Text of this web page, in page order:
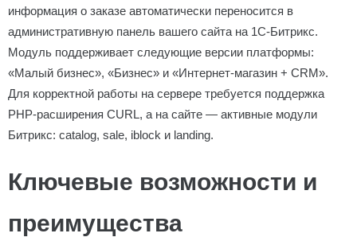
информация о заказе автоматически переносится в
административную панель вашего сайта на 1С-Битрикс.
Модуль поддерживает следующие версии платформы:
«Малый бизнес», «Бизнес» и «Интернет-магазин + CRM».
Для корректной работы на сервере требуется поддержка
PHP-расширения CURL, а на сайте — активные модули
Битрикс: catalog, sale, iblock и landing.
Ключевые возможности и
преимущества